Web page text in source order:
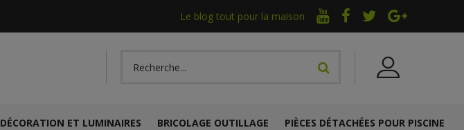
Le blog tout pour la maison
DÉCORATION ET LUMINAIRES BRICOLAGE OUTILLAGE PIÈCES DÉTACHÉES POUR PISCINE